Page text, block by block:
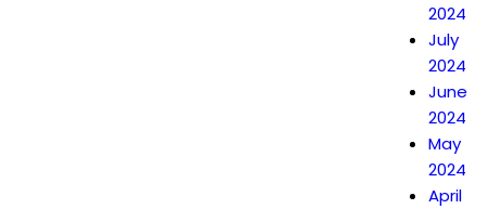
2024
July
2024
June
2024
May
2024
April